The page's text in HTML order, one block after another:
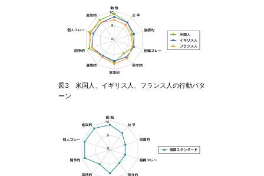
図3 米国人、イギリス人、フランス人の行動パタ
ーン